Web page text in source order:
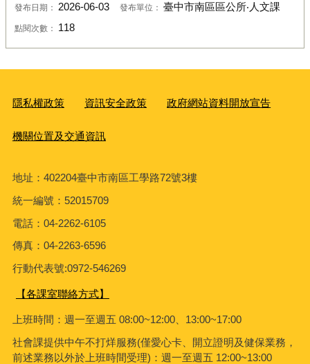
發布日期： 2026-06-03 發布單位： 臺中市南區區公所‧人文課
點閱次數： 118
隱私權政策 資訊安全政策 政府網站資料開放宣告
機關位置及交通資訊
地址：402204臺中市南區工學路72號3樓
統一編號：52015709
電話：04-2262-6105
傳真：04-2263-6596
行動代表號:0972-546269
【各課室聯絡方式】
上班時間：週一至週五 08:00~12:00、13:00~17:00
社會課提供中午不打烊服務(僅愛心卡、開立證明及健保業務，
前述業務以外於上班時間受理)：週一至週五 12:00~13:00